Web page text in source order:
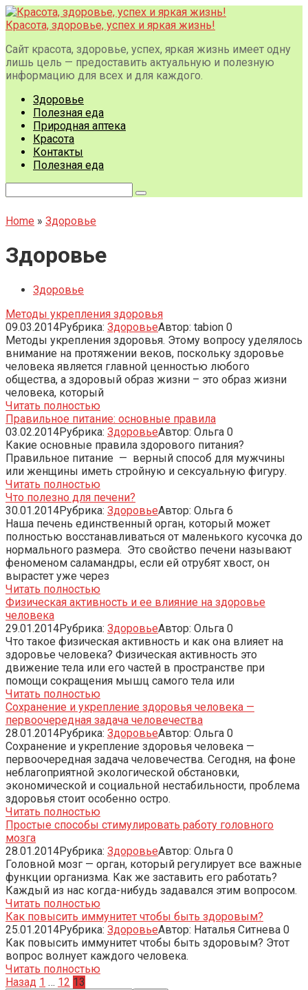
Перейти
к
Красота, здоровье, успех и яркая жизнь!
Сайт красота, здоровье, успех, яркая жизнь имеет одну
лишь цель — предоставить актуальную и полезную
информацию для всех и для каждого.
Здоровье
Полезная еда
Природная аптека
Красота
Контакты
Полезная еда
Home » Здоровье
Здоровье
Здоровье
Методы укрепления здоровья
09.03.2014Рубрика: ЗдоровьеАвтор: tabion 0
Методы укрепления здоровья. Этому вопросу уделялось
внимание на протяжении веков, поскольку здоровье
человека является главной ценностью любого
общества, а здоровый образ жизни – это образ жизни
человека, который
Читать полностью
Правильное питание: основные правила
03.02.2014Рубрика: ЗдоровьеАвтор: Ольга 0
Какие основные правила здорового питания?
Правильное питание — верный способ для мужчины
или женщины иметь стройную и сексуальную фигуру.
Читать полностью
Что полезно для печени?
30.01.2014Рубрика: ЗдоровьеАвтор: Ольга 6
Наша печень единственный орган, который может
полностью восстанавливаться от маленького кусочка до
нормального размера. Это свойство печени называют
феноменом саламандры, если ей отрубят хвост, он
вырастет уже через
Читать полностью
Физическая активность и ее влияние на здоровье
человека
29.01.2014Рубрика: ЗдоровьеАвтор: Ольга 0
Что такое физическая активность и как она влияет на
здоровье человека? Физическая активность это
движение тела или его частей в пространстве при
помощи сокращения мышц самого тела или
Читать полностью
Сохранение и укрепление здоровья человека —
первоочередная задача человечества
28.01.2014Рубрика: ЗдоровьеАвтор: Ольга 0
Сохранение и укрепление здоровья человека —
первоочередная задача человечества. Сегодня, на фоне
неблагоприятной экологической обстановки,
экономической и социальной нестабильности, проблема
здоровья стоит особенно остро.
Читать полностью
Простые способы стимулировать работу головного
мозга
28.01.2014Рубрика: ЗдоровьеАвтор: Ольга 0
Головной мозг — орган, который регулирует все важные
функции организма. Как же заставить его работать?
Каждый из нас когда-нибудь задавался этим вопросом.
Читать полностью
Как повысить иммунитет чтобы быть здоровым?
25.01.2014Рубрика: ЗдоровьеАвтор: Наталья Ситнева 0
Как повысить иммунитет чтобы быть здоровым? Этот
вопрос волнует каждого человека.
Читать полностью
Пагинация
Назад 1 … 12 13